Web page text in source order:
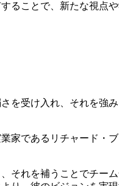
ことで、新たな視点
を受け入れ、それを強
家であるリチャード・
それを補うことでチー